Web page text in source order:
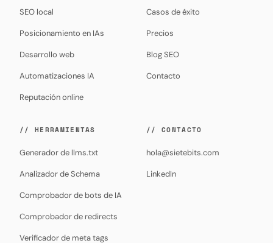
SEO local
Posicionamiento en IAs
Desarrollo web
Automatizaciones IA
Reputación online
Casos de éxito
Precios
Blog SEO
Contacto
// HERRAMIENTAS
Generador de llms.txt
Analizador de Schema
Comprobador de bots de IA
Comprobador de redirects
Verificador de meta tags
// CONTACTO
hola@sietebits.com
LinkedIn